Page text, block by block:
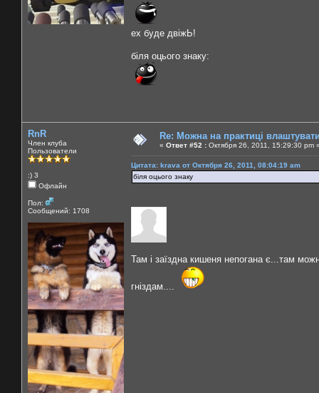
ех буде двіжЬ!
біля оцього знаку:
RnR
Член клуба
Пользователи
:) 3
Офлайн
Пол:
Сообщений: 1708
Re: Можна на практиці
« Ответ #52 : Октября 26, 2011, 15:29:30 pm
Цитата: krava от Октября 26, 2011, 08:04:19 am
біля оцього знаку
Там і заїздна кишеня непогана є...там
гніздам....